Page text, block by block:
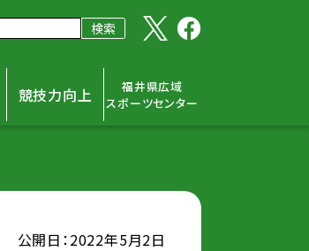
競技力向上
福井県広域
スポーツセンター
公開日：2022年5月2日